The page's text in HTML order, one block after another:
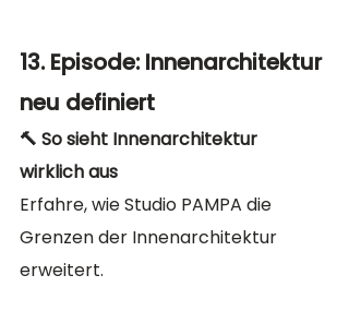
13. Episode: Innenarchitektur
neu definiert
🔨 So sieht Innenarchitektur
wirklich aus
Erfahre, wie Studio PAMPA die
Grenzen der Innenarchitektur
erweitert.